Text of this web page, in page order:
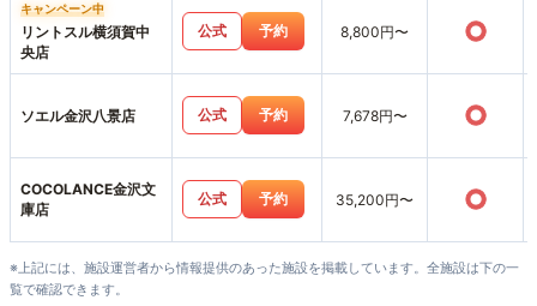
キャンペーン中
リントスル横須賀中
央店
公式 予約 8,800円〜 ○
ソエル金沢八景店 公式 予約 7,678円〜 ○
COCOLANCE金沢文
庫店
公式 予約 35,200円〜 ○
※上記には、施設運営者から情報提供のあった施設を掲載しています。全施設は下の一
覧で確認できます。